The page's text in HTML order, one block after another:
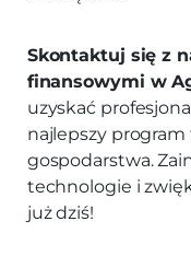
Skontaktuj się z
finansowymi w
uzyskać
najlepszy
gospodarstwa.
technologie i
już dziś!